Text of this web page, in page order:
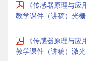
《传感器原理与应
教学课件（讲稿）光
《传感器原理与应
教学课件（讲稿）激